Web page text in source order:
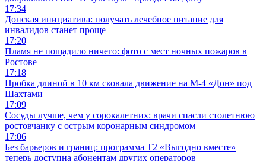
17:34
Донская инициатива: получать лечебное питание для
инвалидов станет проще
17:20
Пламя не пощадило ничего: фото с мест ночных пожаров в
Ростове
17:18
Пробка длиной в 10 км сковала движение на М-4 «Дон» под
Шахтами
17:09
Сосуды лучше, чем у сорокалетних: врачи спасли столетнюю
ростовчанку с острым коронарным синдромом
17:06
Без барьеров и границ: программа Т2 «Выгодно вместе»
теперь доступна абонентам других операторов